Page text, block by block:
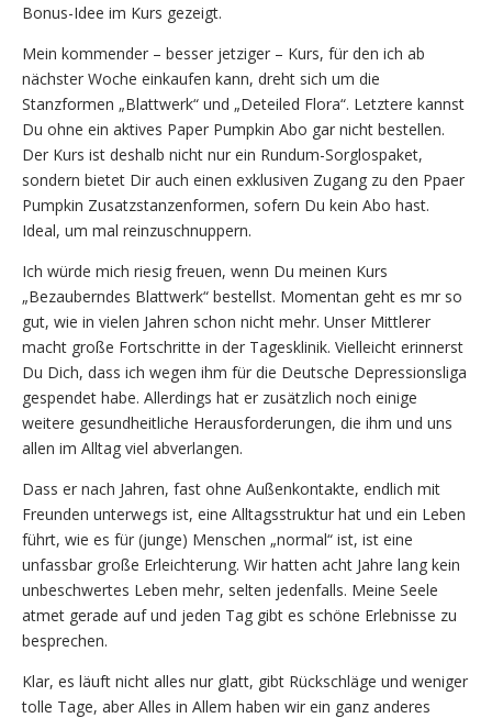
Bonus-Idee im Kurs gezeigt.
Mein kommender – besser jetziger – Kurs, für den ich ab
nächster Woche einkaufen kann, dreht sich um die
Stanzformen „Blattwerk“ und „Deteiled Flora“. Letztere kannst
Du ohne ein aktives Paper Pumpkin Abo gar nicht bestellen.
Der Kurs ist deshalb nicht nur ein Rundum-Sorglospaket,
sondern bietet Dir auch einen exklusiven Zugang zu den Ppaer
Pumpkin Zusatzstanzenformen, sofern Du kein Abo hast.
Ideal, um mal reinzuschnuppern.
Ich würde mich riesig freuen, wenn Du meinen Kurs
„Bezauberndes Blattwerk“ bestellst. Momentan geht es mr so
gut, wie in vielen Jahren schon nicht mehr. Unser Mittlerer
macht große Fortschritte in der Tagesklinik. Vielleicht erinnerst
Du Dich, dass ich wegen ihm für die Deutsche Depressionsliga
gespendet habe. Allerdings hat er zusätzlich noch einige
weitere gesundheitliche Herausforderungen, die ihm und uns
allen im Alltag viel abverlangen.
Dass er nach Jahren, fast ohne Außenkontakte, endlich mit
Freunden unterwegs ist, eine Alltagsstruktur hat und ein Leben
führt, wie es für (junge) Menschen „normal“ ist, ist eine
unfassbar große Erleichterung. Wir hatten acht Jahre lang kein
unbeschwertes Leben mehr, selten jedenfalls. Meine Seele
atmet gerade auf und jeden Tag gibt es schöne Erlebnisse zu
besprechen.
Klar, es läuft nicht alles nur glatt, gibt Rückschläge und weniger
tolle Tage, aber Alles in Allem haben wir ein ganz anderes